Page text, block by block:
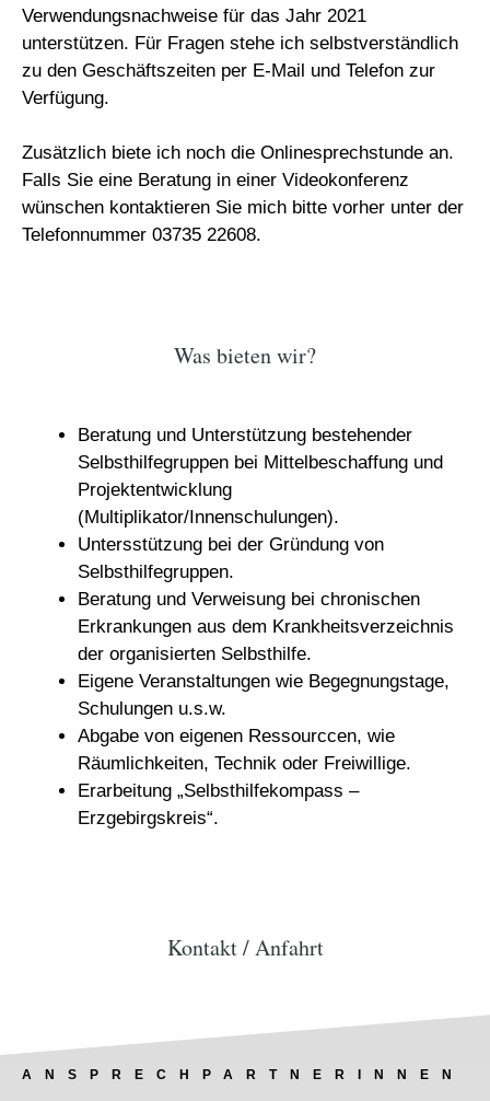
Verwendungsnachweise für das Jahr 2021
unterstützen. Für Fragen stehe ich selbstverständlich
zu den Geschäftszeiten per E-Mail und Telefon zur
Verfügung.
Zusätzlich biete ich noch die Onlinesprechstunde an.
Falls Sie eine Beratung in einer Videokonferenz
wünschen kontaktieren Sie mich bitte vorher unter der
Telefonnummer 03735 22608.
Was bieten wir?
Beratung und Unterstützung bestehender
Selbsthilfegruppen bei Mittelbeschaffung und
Projektentwicklung
(Multiplikator/Innenschulungen).
Untersstützung bei der Gründung von
Selbsthilfegruppen.
Beratung und Verweisung bei chronischen
Erkrankungen aus dem Krankheitsverzeichnis
der organisierten Selbsthilfe.
Eigene Veranstaltungen wie Begegnungstage,
Schulungen u.s.w.
Abgabe von eigenen Ressourccen, wie
Räumlichkeiten, Technik oder Freiwillige.
Erarbeitung „Selbsthilfekompass –
Erzgebirgskreis“.
Kontakt / Anfahrt
ANSPRECHPARTNERINNEN